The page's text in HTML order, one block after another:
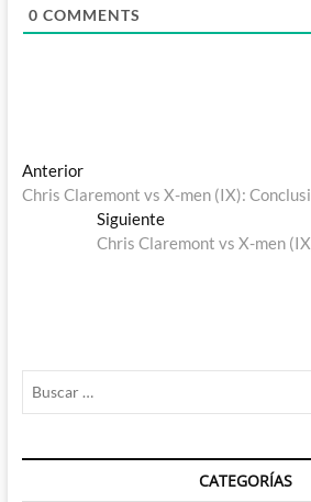
0 COMMENTS
Navegación
de
entradas
AnteriorEntrada
anterior:
Chris Claremont vs X-men (IX):
SiguienteEntrada
siguiente:
Chris Claremont vs X-men
CATEGORÍAS